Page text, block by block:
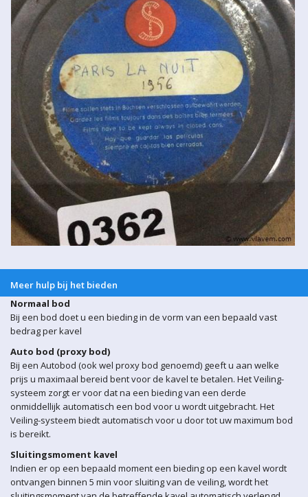
Meer hulp bij het bieden
Normaal bod
Bij een bod doet u een bieding in de vorm van een bepaald vast
bedrag per kavel
Auto bod (proxy bod)
Bij een Autobod (ook wel proxy bod genoemd) geeft u aan welke
prijs u maximaal bereid bent voor de kavel te betalen. Het Veiling-
systeem zorgt er voor dat na een bieding van een derde
onmiddellijk automatisch een bod voor u wordt uitgebracht. Het
Veiling-systeem biedt automatisch voor u door tot uw maximum bod
is bereikt.
Sluitingsmoment kavel
Indien er op een bepaald moment een bieding op een kavel wordt
ontvangen binnen 5 min voor sluiting van de veiling, wordt het